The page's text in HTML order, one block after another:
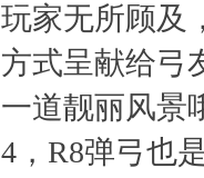
玩家无所顾及
方式呈献给弓
一道靓丽风景
4，R8弹弓也